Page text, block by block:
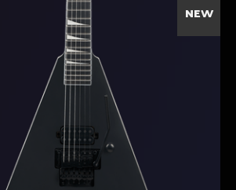
NEW